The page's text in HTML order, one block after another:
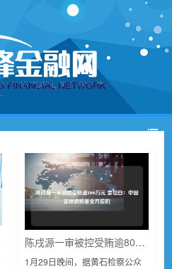
陈戌源一审被控受贿逾8000万元 曾坦白：中国足球腐败是全方位的
1月29日晚间，据黄石检察公众